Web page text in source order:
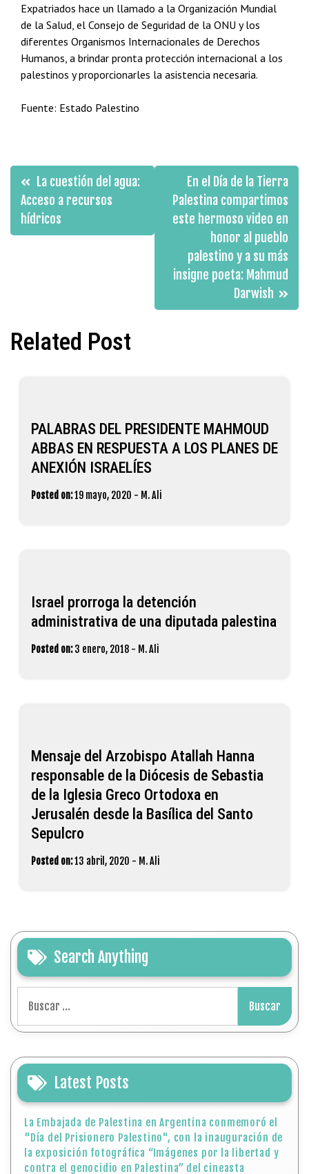
Expatriados hace un llamado a la Organización Mundial
de la Salud, el Consejo de Seguridad de la ONU y los
diferentes Organismos Internacionales de Derechos
Humanos, a brindar pronta protección internacional a los
palestinos y proporcionarles la asistencia necesaria.
Fuente: Estado Palestino
Navegación
de
entradas
La cuestión del agua:
Acceso a recursos
hídricos
En el Día de la Tierra
Palestina compartimos
este hermoso video en
honor al pueblo
palestino y a su más
insigne poeta: Mahmud
Darwish
Related Post
PALABRAS DEL PRESIDENTE MAHMOUD
ABBAS EN RESPUESTA A LOS PLANES DE
ANEXIÓN ISRAELÍES
Posted on:19 mayo, 2020 - M. Ali
Israel prorroga la detención
administrativa de una diputada palestina
Posted on: 3 enero, 2018 - M. Ali
Mensaje del Arzobispo Atallah Hanna
responsable de la Diócesis de Sebastia
de la Iglesia Greco Ortodoxa en
Jerusalén desde la Basílica del Santo
Sepulcro
Posted on:13 abril, 2020 - M. Ali
Search Anything
Latest Posts
La Embajada de Palestina en Argentina conmemoró el
"Día del Prisionero Palestino", con la inauguración de
la exposición fotográfica “Imágenes por la libertad y
contra el genocidio en Palestina” del cineasta